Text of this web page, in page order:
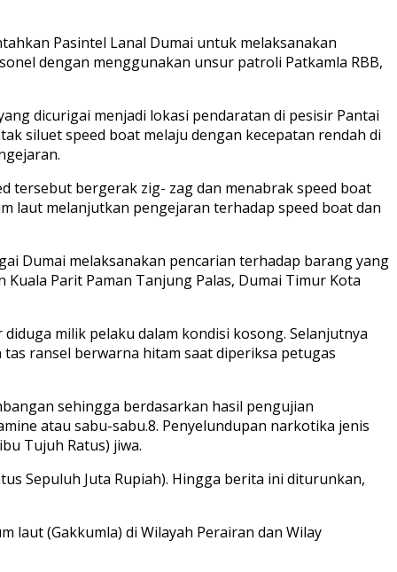
Pasintel Lanal Dumai untuk melaksanakan
dengan menggunakan unsur patroli Patkamla RBB,
dicurigai menjadi lokasi pendaratan di pesisir Pantai
siluet speed boat melaju dengan kecepatan rendah di
tersebut bergerak zig- zag dan menabrak speed boat
laut melanjutkan pengejaran terhadap speed boat dan
Dumai melaksanakan pencarian terhadap barang yang
Parit Paman Tanjung Palas, Dumai Timur Kota
milik pelaku dalam kondisi kosong. Selanjutnya
ransel berwarna hitam saat diperiksa petugas
sehingga berdasarkan hasil pengujian
atau sabu-sabu.8. Penyelundupan narkotika jenis
Tujuh Ratus) jiwa.
Sepuluh Juta Rupiah). Hingga berita ini diturunkan,
laut (Gakkumla) di Wilayah Perairan dan Wilay